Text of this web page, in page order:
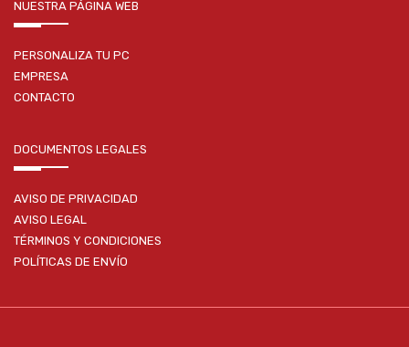
NUESTRA PÁGINA WEB
PERSONALIZA TU PC
EMPRESA
CONTACTO
DOCUMENTOS LEGALES
AVISO DE PRIVACIDAD
AVISO LEGAL
TÉRMINOS Y CONDICIONES
POLÍTICAS DE ENVÍO